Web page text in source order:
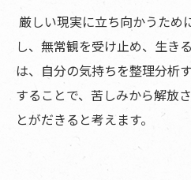
厳しい現実に立ち向かうため
し、無常観を受け止め、生き
は、自分の気持ちを整理分析
することで、苦しみから解放
とがだきると考えます。